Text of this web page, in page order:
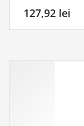
127,92 lei